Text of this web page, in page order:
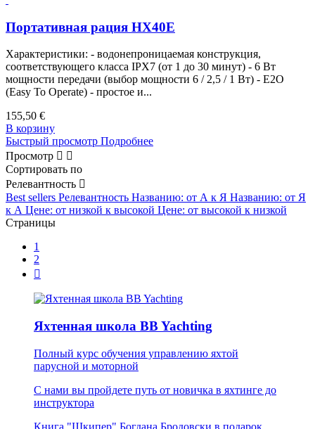
Портативная рация HX40E
Характеристики: - водонепроницаемая конструкция,
соответствующего класса IPX7 (от 1 до 30 минут) - 6 Вт
мощности передачи (выбор мощности 6 / 2,5 / 1 Вт) - E2O
(Easy To Operate) - простое и...
155,50 €
В корзину
Быстрый просмотр Подробнее
Просмотр  
Сортировать по
Релевантность 
Best sellers Релевантность Названию: от А к Я Названию: от Я
к А Цене: от низкой к высокой Цене: от высокой к низкой
Страницы
1
2

Яхтенная школа BB Yachting
Полный курс обучения управлению яхтой
парусной и моторной
С нами вы пройдете путь от новичка в яхтинге до
инструктора
Книга "Шкипер" Богдана Бродовски в подарок